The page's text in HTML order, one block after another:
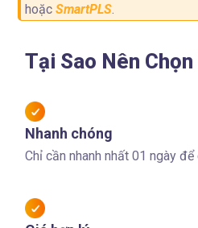
hoặcSmartPLS.
Tại Sao Nên
Nhanh chóng
Chỉ cần nhanh nhất 01 ngày